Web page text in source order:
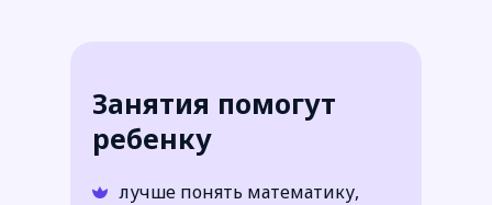
Занятия помогут
ребенку
лучше понять математику,